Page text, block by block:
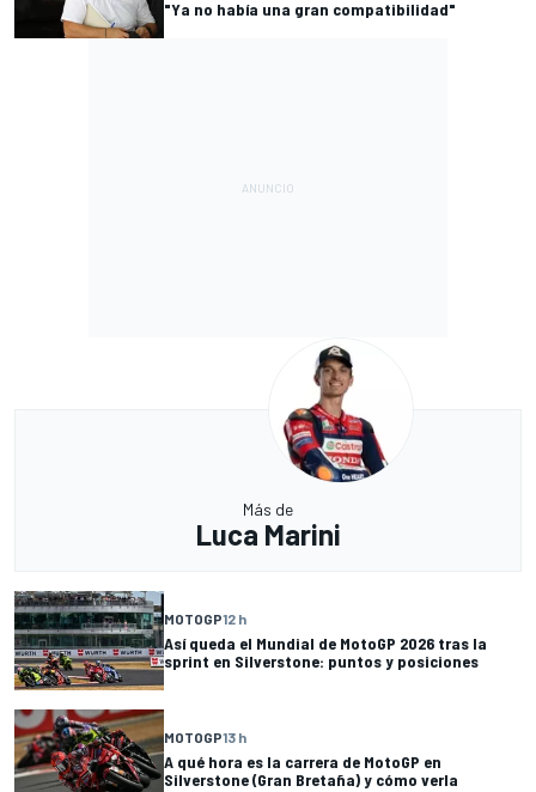
"Ya no había una gran compatibilidad"
Más de
Luca Marini
MOTOGP12 h
Así queda el Mundial de MotoGP 2026 tras la
sprint en Silverstone: puntos y posiciones
MOTOGP13 h
A qué hora es la carrera de MotoGP en
Silverstone (Gran Bretaña) y cómo verla